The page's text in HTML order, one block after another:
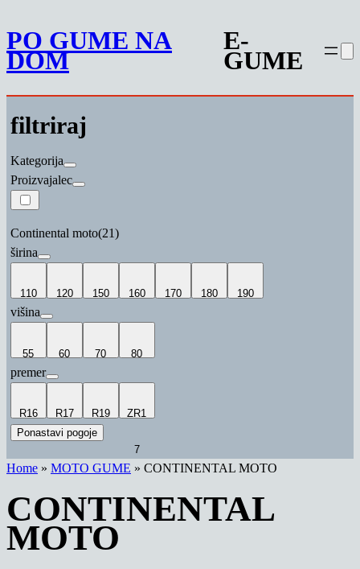
na
vsebino
PO GUME NA
DOM
E-
GUME
filtriraj
Kategorija
Proizvajalec
Continental moto(21)
širina
110 120 150 160 170 180 190
višina
55 60 70 80
premer
R16 R17 R19 ZR1
7
Ponastavi pogoje
Home » MOTO GUME » CONTINENTAL MOTO
CONTINENTAL
MOTO